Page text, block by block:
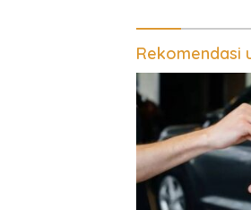
Rekomendasi